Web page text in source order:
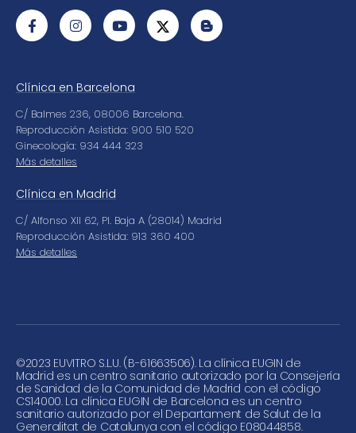
Clínica en Barcelona
C/ Balmes 236, 08006 Barcelona.
Reproducción Asistida: 900 510 520
Ginecología: 934 444 323
Más detalles
Clínica en Madrid
C/ Alfonso XII 62, Pl. Baja A (28014) Madrid
Reproducción Asistida: 913 360 400
Más detalles
©2023 EUVITRO S.L.U. (B-61663506). La clínica EUGIN de
Madrid es un centro sanitario autorizado por la Consejería
de Sanidad de la Comunidad de Madrid con el código
CS14000. La clínica EUGIN de Barcelona es un centro
sanitario autorizado por el Departament de Salut de la
Generalitat de Catalunya con el código E08044858.